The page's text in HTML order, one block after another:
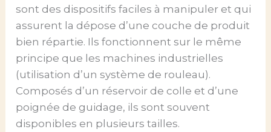
sont des dispositifs faciles à manipuler et qui
assurent la dépose d’une couche de produit
bien répartie. Ils fonctionnent sur le même
principe que les machines industrielles
(utilisation d’un système de rouleau).
Composés d’un réservoir de colle et d’une
poignée de guidage, ils sont souvent
disponibles en plusieurs tailles.